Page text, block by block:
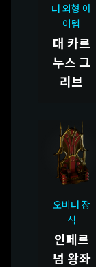
터 외형 아
이템
대 카르
누스 그
리브
오비터 장
식
인페르
넘 왕좌